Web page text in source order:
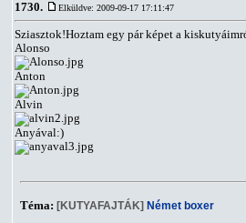
1730. Elküldve: 2009-09-17 17:11:47
Sziasztok!Hoztam egy pár képet a
Alonso
Anton
Alvin
Anyával:)
Téma: [KUTYAFAJTÁK] Német boxer